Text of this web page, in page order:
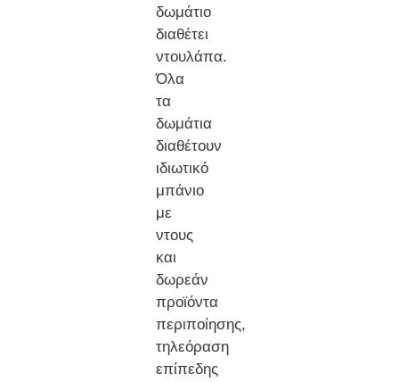
δωμάτιο
διαθέτει
ντουλάπα.
Όλα
τα
δωμάτια
διαθέτουν
ιδιωτικό
μπάνιο
με
ντους
και
δωρεάν
προϊόντα
περιποίησης,
τηλεόραση
επίπεδης